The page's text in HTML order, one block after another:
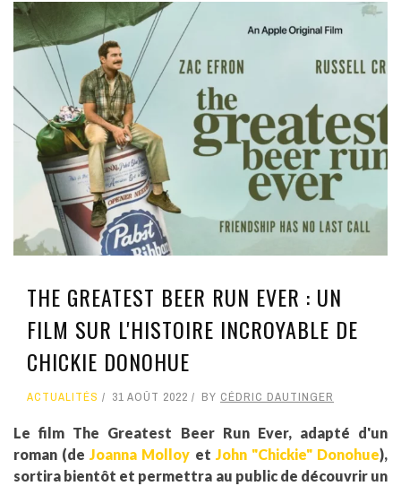
THE GREATEST BEER RUN EVER : UN
FILM SUR L'HISTOIRE INCROYABLE DE
CHICKIE DONOHUE
ACTUALITÉS 31 AOÛT 2022 BY CÉDRIC DAUTINGER
Le film The Greatest Beer Run Ever, adapté d'un
roman (deJoanna Molloy et John "Chickie" Donohue),
sortira bientôt et permettra au public de découvrir un